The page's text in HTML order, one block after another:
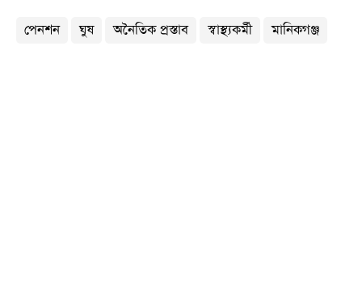
পেনশন ঘুষ অনৈতিক প্রস্তাব স্বাস্থ্যকর্মী মানিকগঞ্জ